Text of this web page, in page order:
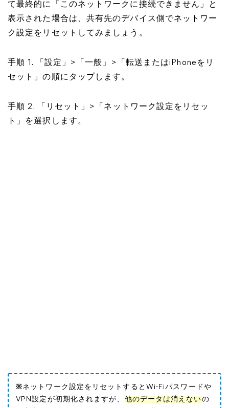
て最終的に「このネットワークに接続できません」と
表示された場合は、共有先のデバイス側でネットワー
ク設定をリセットしてみましょう。
手順 1. 「設定」>「一般」>「転送またはiPhoneをリ
セット」の順にタップします。
手順 2. 「リセット」>「ネットワーク設定をリセッ
ト」を選択します。
※ネットワーク設定をリセットするとWi-Fiパスワードや
VPN設定が初期化されますが、 他のデータは消えないの